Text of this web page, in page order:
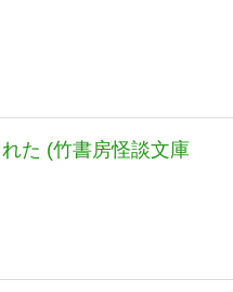
た (竹書房怪談文庫